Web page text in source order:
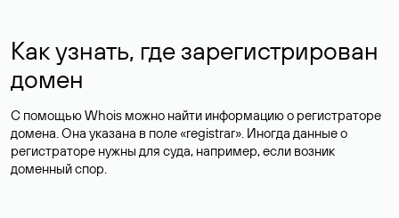
Как узнать, где зарегистрирован
домен
С помощью Whois можно найти информацию о регистраторе
домена. Она указана в поле «registrar». Иногда данные о
регистраторе нужны для суда, например, если возник
доменный спор.